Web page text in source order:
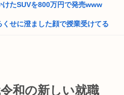
度が非常に良いと話題
な政治議論できんの『自民党』し
けたSUVを800万円で発売www
せに澄ました顔で授業受けてる
つようになってないか？
令和の新しい就職